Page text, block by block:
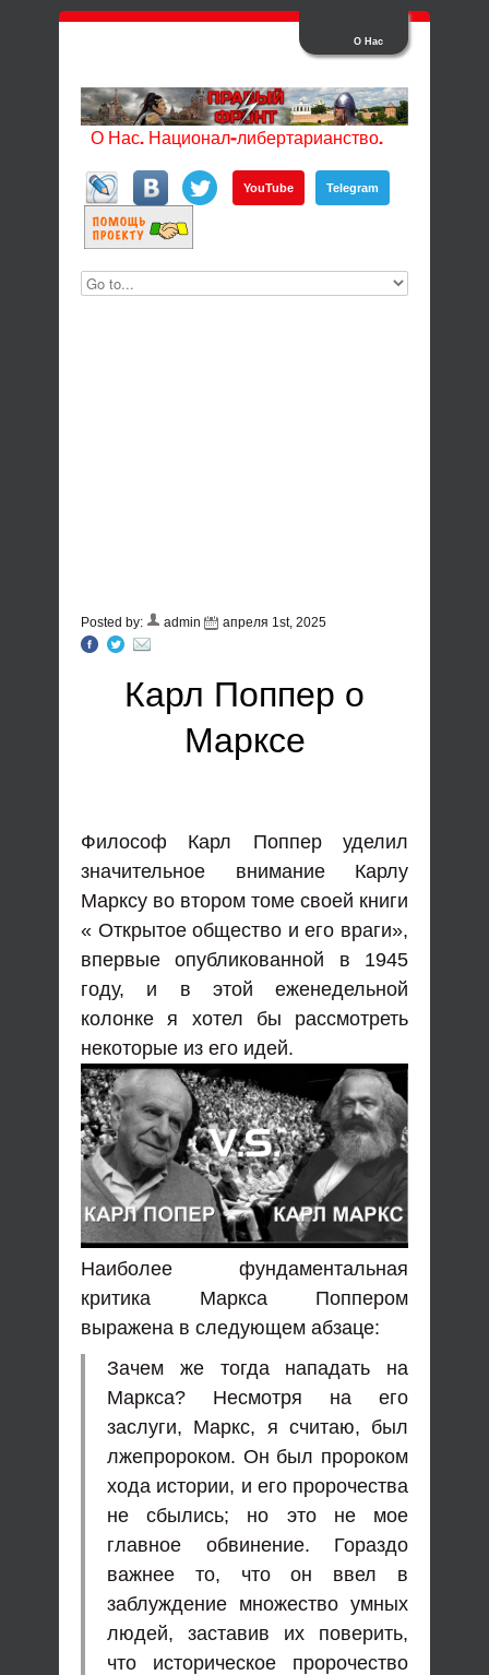
О Нас
О Нас. Национал-либертарианство.
YouTube Telegram
Posted by: admin апреля 1st, 2025
Карл Поппер о
Марксе
Философ Карл Поппер уделил
значительное внимание Карлу
Марксу во втором томе своей книги
« Открытое общество и его враги»,
впервые опубликованной в 1945
году, и в этой еженедельной
колонке я хотел бы рассмотреть
некоторые из его идей.
Наиболее фундаментальная
критика Маркса Поппером
выражена в следующем абзаце:
Зачем же тогда нападать на
Маркса? Несмотря на его
заслуги, Маркс, я считаю, был
лжепророком. Он был пророком
хода истории, и его пророчества
не сбылись; но это не мое
главное обвинение. Гораздо
важнее то, что он ввел в
заблуждение множество умных
людей, заставив их поверить,
что историческое пророчество